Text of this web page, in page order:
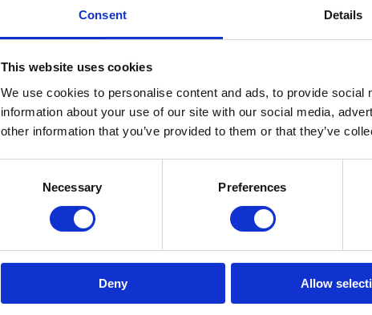
Consent Details
This website uses cookies
We use cookies to personalise content and ads, to provide
information about your use of our site with our social media,
other information that you’ve provided to them or that they’ve
Necessary Preferences
Deny Allow